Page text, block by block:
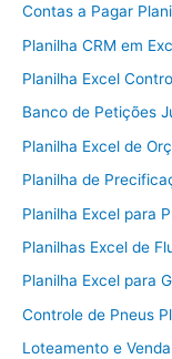
Contas a Pagar
Planilha CRM em
Planilha Excel
Banco de Petições
Planilha Excel de
Planilha de
Planilha Excel para
Planilhas Excel de
Planilha Excel para
Controle de Pneus
Loteamento e